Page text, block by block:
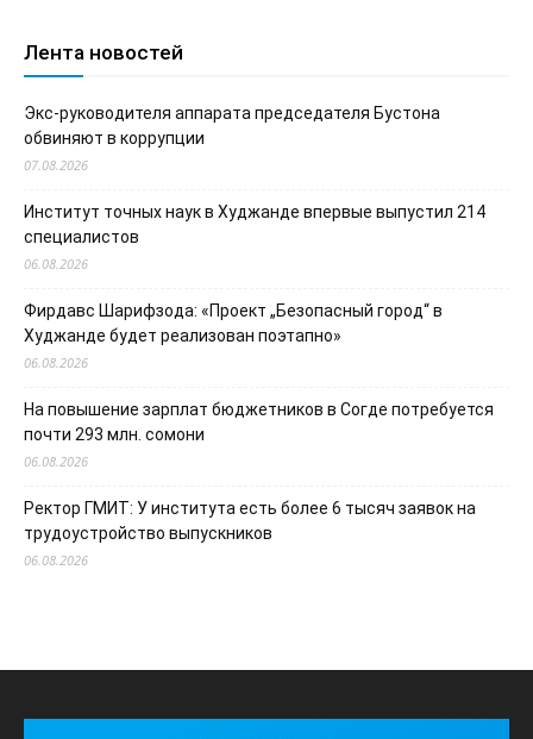
Лента новостей
Экс-руководителя аппарата председателя Бустона
обвиняют в коррупции
07.08.2026
Институт точных наук в Худжанде впервые выпустил 214
специалистов
06.08.2026
Фирдавс Шарифзода: «Проект „Безопасный город“ в
Худжанде будет реализован поэтапно»
06.08.2026
На повышение зарплат бюджетников в Согде потребуется
почти 293 млн. сомони
06.08.2026
Ректор ГМИТ: У института есть более 6 тысяч заявок на
трудоустройство выпускников
06.08.2026